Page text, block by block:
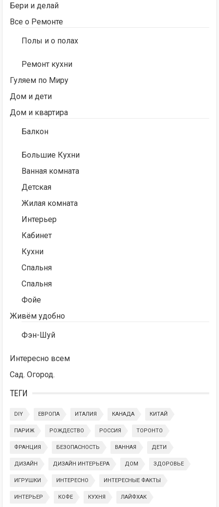
Бери и делай
Все о Ремонте
Полы и о полах
Ремонт кухни
Гуляем по Миру
Дом и дети
Дом и квартира
Балкон
Большие Кухни
Ванная комната
Детская
Жилая комната
Интерьер
Кабинет
Кухни
Спальня
Спальня
Фойе
Живём удобно
Фэн-Шуй
Интересно всем
Сад. Огород.
ТЕГИ
DIY ЕВРОПА ИТАЛИЯ КАНАДА КИТАЙ
ПАРИЖ РОЖДЕСТВО РОССИЯ ТОРОНТО
ФРАНЦИЯ БЕЗОПАСНОСТЬ ВАННАЯ ДЕТИ
ДИЗАЙН ДИЗАЙН ИНТЕРЬЕРА ДОМ ЗДОРОВЬЕ
ИГРУШКИ ИНТЕРЕСНО ИНТЕРЕСНЫЕ ФАКТЫ
ИНТЕРЬЕР КОФЕ КУХНЯ ЛАЙФХАК